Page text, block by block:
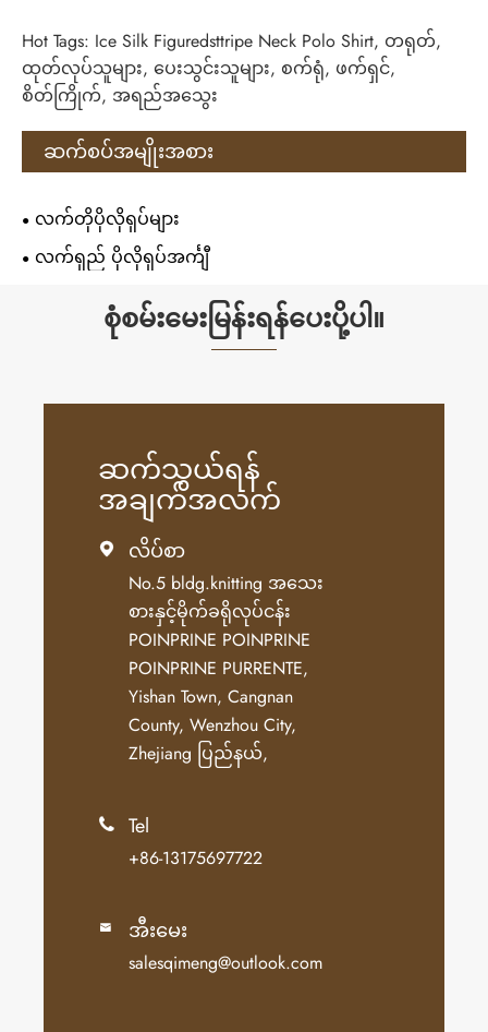
Hot Tags: Ice Silk Figuredsttripe Neck Polo Shirt, တရုတ်,
ထုတ်လုပ်သူများ, ပေးသွင်းသူများ, စက်ရုံ, ဖက်ရှင်,
စိတ်ကြိုက်, အရည်အသွေး
ဆက်စပ်အမျိုးအစား
လက်တိုပိုလိုရှပ်များ
လက်ရှည် ပိုလိုရှပ်အင်္ကျီ
စုံစမ်းမေးမြန်းရန်ပေးပို့ပါ။
ဆက်သွယ်ရန်
အချက်အလက်
 လိပ်စာ
No.5 bldg.knitting အသေး
စားနှင့်မိုက်ခရိုလုပ်ငန်း
POINPRINE POINPRINE
POINPRINE PURRENTE,
Yishan Town, Cangnan
County, Wenzhou City,
Zhejiang ပြည်နယ်,
 Tel
+86-13175697722
 အီးမေး
salesqimeng@outlook.com